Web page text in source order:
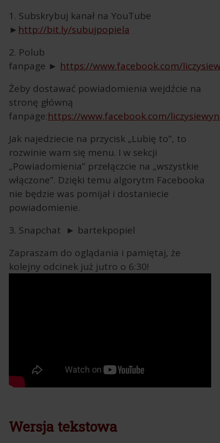
1. Subskrybuj kanał na YouTube
► http://bit.ly/subujpopiela
2. Polub
fanpage ► https://www.facebook.com/
Żeby dostawać powiadomienia wejdźcie na
stronę główną
fanpage:https://www.facebook.com/
Jak najedziecie na przycisk „Lubię to”, to
rozwinie wam się menu. I w sekcji
„Powiadomienia” przełączcie na „wszystkie
włączone”. Dzięki temu algorytm Facebooka
nie będzie was pomijał i dostaniecie
powiadomienie.
3. Snapchat ► bartekpopiel
Zapraszam do oglądania i pamiętaj, że
kolejny odcinek już jutro o 6:30!
Wersja tekstowa